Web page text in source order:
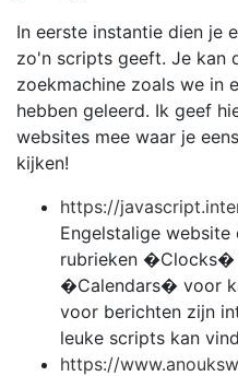
In eerste instantie dien je
zo'n scripts geeft. Je kan
zoekmachine zoals we in
hebben geleerd. Ik geef
websites mee waar je
kijken!
https://
Engelstalige
rubrieken �Clocks�
�Calendars� voor
voor berichten zijn
leuke scripts kan
https://